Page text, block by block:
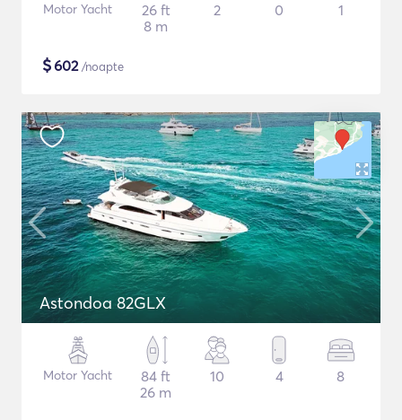
Motor Yacht
26 ft
8 m
2 0 1
$602/noapte
Astondoa 82GLX
Motor Yacht
84 ft
26 m
10 4 8